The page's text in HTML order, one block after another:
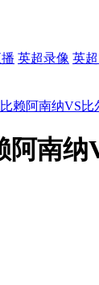
英超录像 英
赖阿南纳VS比
阿南